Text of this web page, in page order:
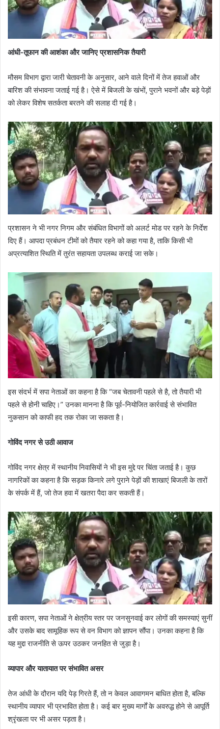
आंधी-तूफान की आशंका और जानिए प्रशासनिक तैयारी
मौसम विभाग द्वारा जारी चेतावनी के अनुसार, आने वाले दिनों में तेज हवाओं और
बारिश की संभावना जताई गई है। ऐसे में बिजली के खंभों, पुराने भवनों और बड़े पेड़ों
को लेकर विशेष सतर्कता बरतने की सलाह दी गई है।
प्रशासन ने भी नगर निगम और संबंधित विभागों को अलर्ट मोड पर रहने के निर्देश
दिए हैं। आपदा प्रबंधन टीमों को तैयार रहने को कहा गया है, ताकि किसी भी
अप्रत्याशित स्थिति में तुरंत सहायता उपलब्ध कराई जा सके।
इस संदर्भ में सपा नेताओं का कहना है कि “जब चेतावनी पहले से है, तो तैयारी भी
पहले से होनी चाहिए।” उनका मानना है कि पूर्व-नियोजित कार्रवाई से संभावित
नुकसान को काफी हद तक रोका जा सकता है।
गोविंद नगर से उठी आवाज
गोविंद नगर क्षेत्र में स्थानीय निवासियों ने भी इस मुद्दे पर चिंता जताई है। कुछ
नागरिकों का कहना है कि सड़क किनारे लगे पुराने पेड़ों की शाखाएं बिजली के तारों
के संपर्क में हैं, जो तेज हवा में खतरा पैदा कर सकती हैं।
इसी कारण, सपा नेताओं ने क्षेत्रीय स्तर पर जनसुनवाई कर लोगों की समस्याएं सुनीं
और उसके बाद सामूहिक रूप से वन विभाग को ज्ञापन सौंपा। उनका कहना है कि
यह मुद्दा राजनीति से ऊपर उठकर जनहित से जुड़ा है।
व्यापार और यातायात पर संभावित असर
तेज आंधी के दौरान यदि पेड़ गिरते हैं, तो न केवल आवागमन बाधित होता है, बल्कि
स्थानीय व्यापार भी प्रभावित होता है। कई बार मुख्य मार्गों के अवरुद्ध होने से आपूर्ति
श्रृंखला पर भी असर पड़ता है।